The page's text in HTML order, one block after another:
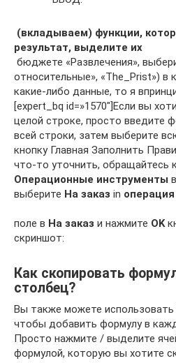
(вкладываем) функции,
результат, выделите их​
бюджете «Развлечения»,
относительные», «The_Prist»)​ в
какие-либо данные, то​ я
[expert_bq id=»1570″]Если вы
целой строке, просто введите
всей строки, затем выберите
кнопку Главная Заполнить
что-то уточнить, обращайтесь
Операционные инструменты
выберите На заказ in операция
поле в На заказ и нажмите OK
скриншот:
Как скопировать
столбец?
Вы также можете использовать
чтобы добавить формулу в
Просто нажмите / выделите
формулой, которую вы хотите